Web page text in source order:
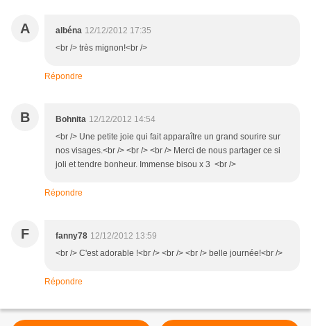
A albéna 12/12/2012 17:35
<br /> très mignon!<br />
Répondre
B Bohnita 12/12/2012 14:54
<br /> Une petite joie qui fait apparaître un grand sourire sur
nos visages.<br /> <br /> <br /> Merci de nous partager ce si
joli et tendre bonheur. Immense bisou x 3 <br />
Répondre
F fanny78 12/12/2012 13:59
<br /> C'est adorable !<br /> <br /> <br /> belle journée!<br />
Répondre